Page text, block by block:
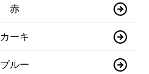
赤
カーキ
ブルー